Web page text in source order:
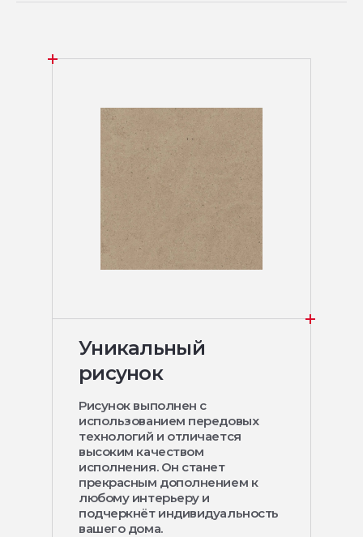
Уникальный
рисунок
Рисунок выполнен с
использованием передовых
технологий и отличается
высоким качеством
исполнения. Он станет
прекрасным дополнением к
любому интерьеру и
подчеркнёт индивидуальность
вашего дома.